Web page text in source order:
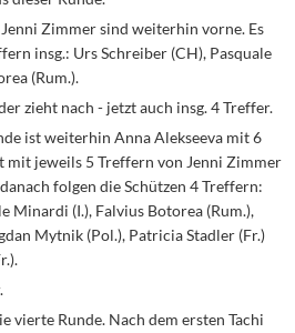
Zimmer sind weiterhin vorne. Es
insg.: Urs Schreiber (CH), Pasquale
(Rum.).
zieht nach - jetzt auch insg. 4 Treffer.
ist weiterhin Anna Alekseeva mit 6
mit jeweils 5 Treffern von Jenni Zimmer
folgen die Schützen 4 Treffern:
Minardi (I.), Falvius Botorea (Rum.),
Mytnik (Pol.), Patricia Stadler (Fr.)
vierte Runde. Nach dem ersten Tachi